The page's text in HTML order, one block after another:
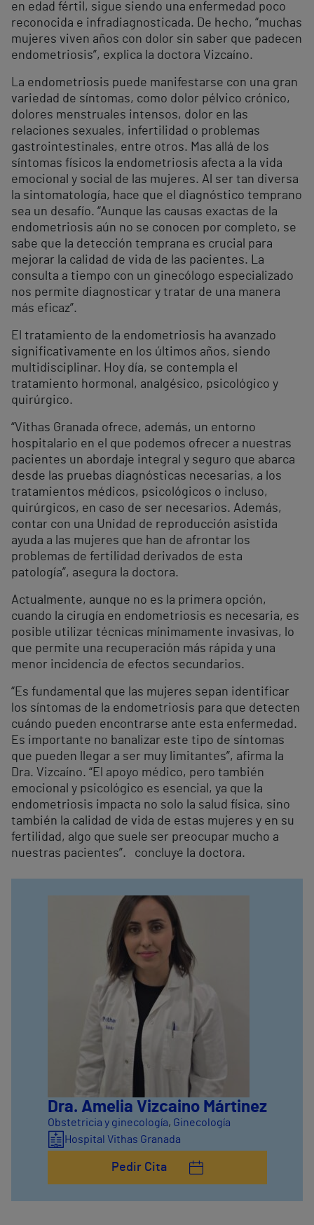
en edad fértil, sigue siendo una enfermedad poco
reconocida e infradiagnosticada. De hecho, “muchas
mujeres viven años con dolor sin saber que padecen
endometriosis”, explica la doctora Vizcaíno.
La endometriosis puede manifestarse con una gran
variedad de síntomas, como dolor pélvico crónico,
dolores menstruales intensos, dolor en las
relaciones sexuales, infertilidad o problemas
gastrointestinales, entre otros. Mas allá de los
síntomas físicos la endometriosis afecta a la vida
emocional y social de las mujeres. Al ser tan diversa
la sintomatología, hace que el diagnóstico temprano
sea un desafío. “Aunque las causas exactas de la
endometriosis aún no se conocen por completo, se
sabe que la detección temprana es crucial para
mejorar la calidad de vida de las pacientes. La
consulta a tiempo con un ginecólogo especializado
nos permite diagnosticar y tratar de una manera
más eficaz”.
El tratamiento de la endometriosis ha avanzado
significativamente en los últimos años, siendo
multidisciplinar. Hoy día, se contempla el
tratamiento hormonal, analgésico, psicológico y
quirúrgico.
“Vithas Granada ofrece, además, un entorno
hospitalario en el que podemos ofrecer a nuestras
pacientes un abordaje integral y seguro que abarca
desde las pruebas diagnósticas necesarias, a los
tratamientos médicos, psicológicos o incluso,
quirúrgicos, en caso de ser necesarios. Además,
contar con una Unidad de reproducción asistida
ayuda a las mujeres que han de afrontar los
problemas de fertilidad derivados de esta
patología”, asegura la doctora.
Actualmente, aunque no es la primera opción,
cuando la cirugía en endometriosis es necesaria, es
posible utilizar técnicas mínimamente invasivas, lo
que permite una recuperación más rápida y una
menor incidencia de efectos secundarios.
“Es fundamental que las mujeres sepan identificar
los síntomas de la endometriosis para que detecten
cuándo pueden encontrarse ante esta enfermedad.
Es importante no banalizar este tipo de síntomas
que pueden llegar a ser muy limitantes”, afirma la
Dra. Vizcaíno. “El apoyo médico, pero también
emocional y psicológico es esencial, ya que la
endometriosis impacta no solo la salud física, sino
también la calidad de vida de estas mujeres y en su
fertilidad, algo que suele ser preocupar mucho a
nuestras pacientes”. concluye la doctora.
Dra. Amelia Vizcaino Mártinez
Obstetricia y ginecología, Ginecología
Hospital Vithas Granada
Pedir Cita